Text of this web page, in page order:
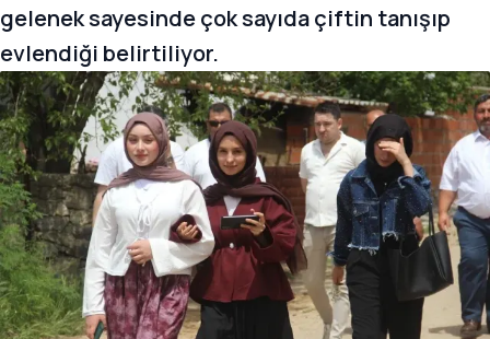
gelenek sayesinde çok sayıda çiftin tanışıp
evlendiği belirtiliyor.